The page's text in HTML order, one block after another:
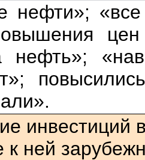
нефти»;
инвестиций
к ней